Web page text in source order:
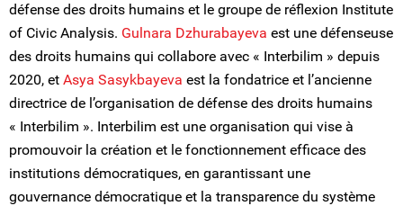
défense des droits humains et le groupe de réflexion Institute
of Civic Analysis. Gulnara Dzhurabayeva est une défenseuse
des droits humains qui collabore avec « Interbilim » depuis
2020, et Asya Sasykbayeva est la fondatrice et l’ancienne
directrice de l’organisation de défense des droits humains
« Interbilim ». Interbilim est une organisation qui vise à
promouvoir la création et le fonctionnement efficace des
institutions démocratiques, en garantissant une
gouvernance démocratique et la transparence du système